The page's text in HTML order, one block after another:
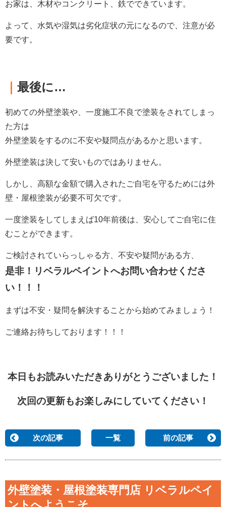
お家は、木材やコンクリート、鉄でできています。
よって、水気や湿気は劣化症状の元になるので、注意が必
要です。
最後に…
初めての外壁塗装や、一度施工不良で塗装をされてしまっ
た方は
外壁塗装をするのに不安や疑問点があるかと思います。
外壁塗装は決して安いものではありません。
しかし、高額な金額で購入されたご自宅を守るためには外
壁・屋根塗装が必要不可欠です。
一度塗装をしてしまえば10年前後は、安心してご自宅に住
むことができます。
ご検討されていらっしゃる方、不安や疑問がある方、
是非！リベラルペイントへお問い合わせくださ
い！！！
まずは不安・疑問を解決することから始めてみましょう！
ご連絡お待ちしております！！！
本日もお読みいただきありがとうございました！
次回の更新もお楽しみにしていてください！
次の記事 一覧 前の記事
外壁塗装・屋根塗装専門店 リベラルペイ